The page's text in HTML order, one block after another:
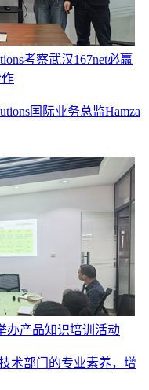
考察武汉167net必赢
国际业务总监Hamza
办产品知识培训活动
术部门的专业素养，增